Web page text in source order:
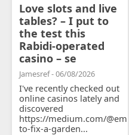
Love slots and live
tables? – I put to
the test this
Rabidi-operated
casino – se
Jamesref - 06/08/2026
I've recently checked out
online casinos lately and
discovered
https://medium.com/
to-fix-a-garden...